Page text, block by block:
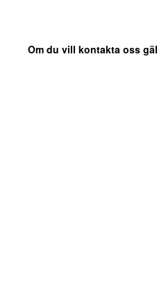
Om du vill kontakta oss